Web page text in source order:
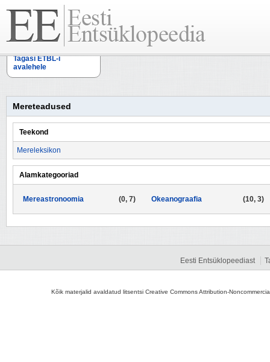
Tagasi ETBL-i
avalehele
Mereteadused
Teekond
Mereleksikon
Alamkategooriad
(0, 7)
Mereastronoomia (10, 3)
Okeanograafia
Eesti Entsüklopeediast
Kõik materjalid avaldatud litsentsi Creative Commons Attribution-